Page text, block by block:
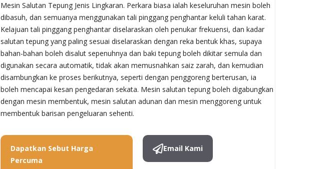
Mesin Salutan Tepung Jenis Lingkaran. Perkara biasa ialah keseluruhan mesin boleh
dibasuh, dan semuanya menggunakan tali pinggang penghantar keluli tahan karat.
Kelajuan tali pinggang penghantar diselaraskan oleh penukar frekuensi, dan kadar
salutan tepung yang paling sesuai diselaraskan dengan reka bentuk khas, supaya
bahan-bahan boleh disalut sepenuhnya dan baki tepung boleh dikitar semula dan
digunakan secara automatik, tidak akan memusnahkan saiz zarah, dan kemudian
disambungkan ke proses berikutnya, seperti dengan penggoreng berterusan, ia
boleh mencapai kesan pengedaran sekata. Mesin salutan tepung boleh digabungkan
dengan mesin membentuk, mesin salutan adunan dan mesin menggoreng untuk
membentuk barisan pengeluaran sehenti.
Dapatkan Sebut Harga
Percuma
Email Kami